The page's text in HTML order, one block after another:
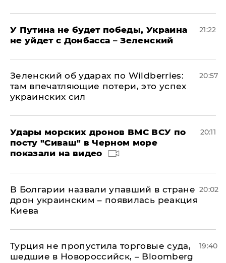
У Путина не будет победы, Украина
не уйдет с Донбасса – Зеленский
21:22
Зеленский об ударах по Wildberries:
там впечатляющие потери, это успех
украинских сил
20:57
Удары морских дронов ВМС ВСУ по
посту "Сиваш" в Черном море
показали на видео
20:11
В Болгарии назвали упавший в стране
дрон украинским – появилась реакция
Киева
20:02
Турция не пропустила торговые суда,
шедшие в Новороссийск, – Bloomberg
19:40